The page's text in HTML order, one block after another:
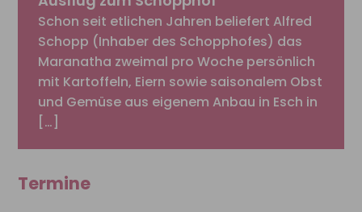
Schon seit etlichen Jahren beliefert Alfred
Schopp (Inhaber des Schopphofes) das
Maranatha zweimal pro Woche persönlich
mit Kartoffeln, Eiern sowie saisonalem Obst
und Gemüse aus eigenem Anbau in Esch in
[…]
Termine